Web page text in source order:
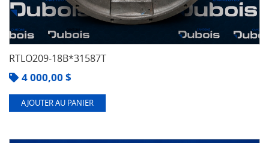
RTLO209-18B*31587T
4 000,00 $
AJOUTER AU PANIER